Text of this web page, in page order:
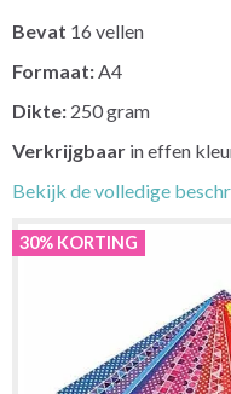
Bevat 16 vellen
Formaat: A4
Dikte: 250 gram
Verkrijgbaar in effen
Bekijk de volledige
30% KORTING